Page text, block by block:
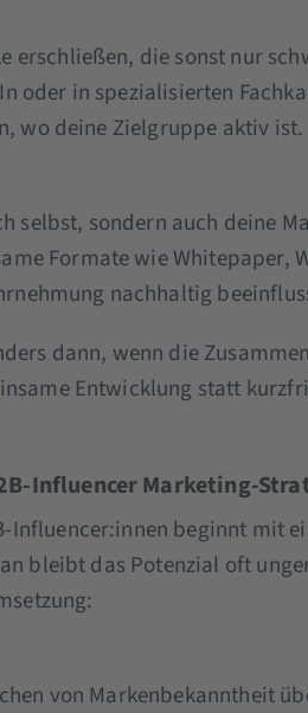
erschließen, die sonst nur
oder in spezialisierten
wo deine Zielgruppe aktiv ist.
selbst, sondern auch deine
Formate wie Whitepaper,
nachhaltig
dann, wenn die
Entwicklung statt
Influencer Marketing-
Influencer:innen beginnt mit
bleibt das Potenzial oft
von Markenbekanntheit